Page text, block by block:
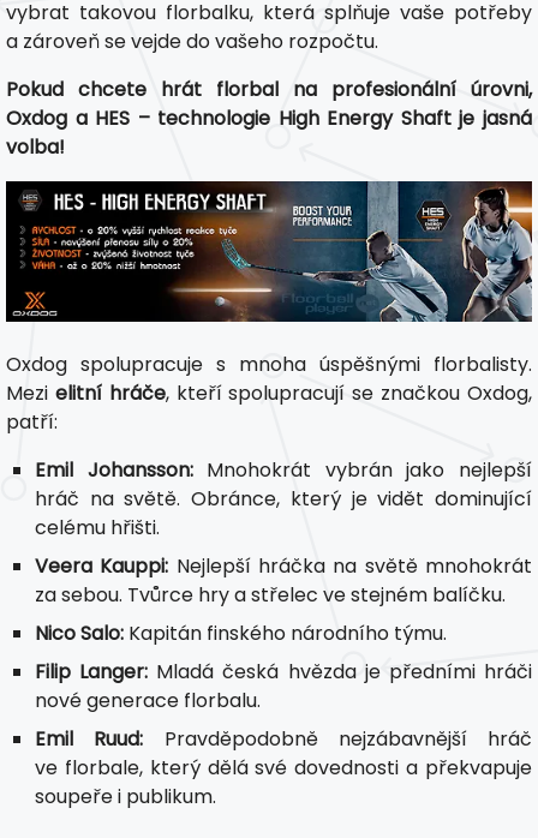
vybrat takovou florbalku, která splňuje vaše potřeby
a zároveň se vejde do vašeho rozpočtu.
Pokud chcete hrát florbal na profesionální úrovni,
Oxdog a HES – technologie High Energy Shaft je jasná
volba!
Oxdog spolupracuje s mnoha úspěšnými florbalisty.
Mezi elitní hráče, kteří spolupracují se značkou Oxdog,
patří:
Emil Johansson:Mnohokrát vybrán jako nejlepší
hráč na světě. Obránce, který je vidět dominující
celému hřišti.
Veera Kauppi: Nejlepší hráčka na světě mnohokrát
za sebou. Tvůrce hry a střelec ve stejném balíčku.
Nico Salo: Kapitán finského národního týmu.
Filip Langer: Mladá česká hvězda je předními hráči
nové generace florbalu.
Emil Ruud: Pravděpodobně nejzábavnější hráč
ve florbale, který dělá své dovednosti a překvapuje
soupeře i publikum.